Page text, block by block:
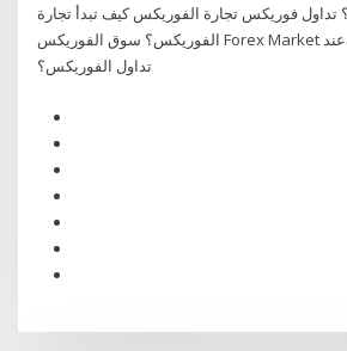
تداول فوريكس تجارة الفوريكس كيف تبدأ تجارة
الفوريكس؟ سوق الفوريكس Forex Market ما الذي يجب فعله عند
تداول الفوريكس؟